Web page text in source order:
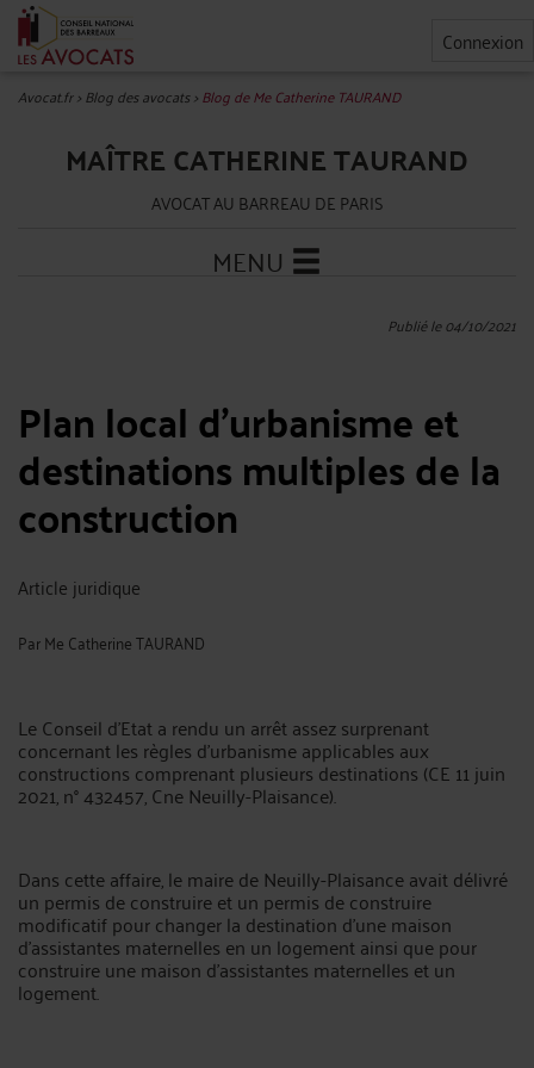
Connexion
Avocat.fr>Blog des avocats>Blog de Me Catherine TAURAND
MAÎTRE CATHERINE TAURAND
AVOCAT AU BARREAU DE PARIS
MENU
Publié le 04/10/2021
Plan local d'urbanisme et
destinations multiples de la
construction
Article juridique
ParMe Catherine TAURAND
Le Conseil d’Etat a rendu un arrêt assez surprenant
concernant les règles d’urbanisme applicables aux
constructions comprenant plusieurs destinations (CE 11 juin
2021, n° 432457, Cne Neuilly-Plaisance).
Dans cette affaire, le maire de Neuilly-Plaisance avait délivré
un permis de construire et un permis de construire
modificatif pour changer la destination d'une maison
d'assistantes maternelles en un logement ainsi que pour
construire une maison d'assistantes maternelles et un
logement.